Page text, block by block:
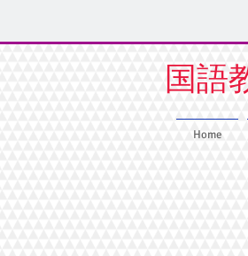
国語
Home